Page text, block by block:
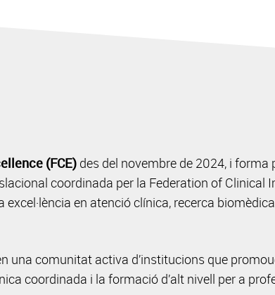
(FCE) des del novembre de 2024, i forma
coordinada per la Federation of Clinical
en atenció clínica, recerca
una comunitat activa d’institucions que
coordinada i la formació d’alt nivell per a